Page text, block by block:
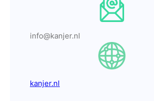
info@kanjer.nl
kanjer.nl